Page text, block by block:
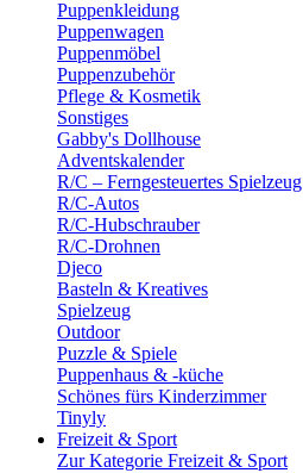
Puppenkleidung
Puppenwagen
Puppenmöbel
Puppenzubehör
Pflege & Kosmetik
Sonstiges
Gabby's Dollhouse
Adventskalender
R/C – Ferngesteuertes Spielzeug
R/C-Autos
R/C-Hubschrauber
R/C-Drohnen
Djeco
Basteln & Kreatives
Spielzeug
Outdoor
Puzzle & Spiele
Puppenhaus & -küche
Schönes fürs Kinderzimmer
Tinyly
Freizeit & Sport
Zur Kategorie Freizeit & Sport